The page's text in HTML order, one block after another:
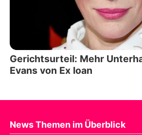
Gerichtsurteil: Mehr
Evans von Ex Ioan
News Themen im Überblick